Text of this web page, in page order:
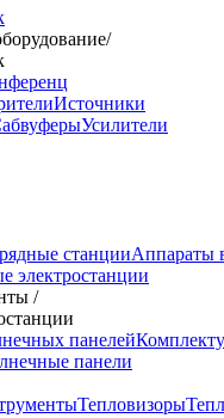
/
Источники
Усилители
станцииАппараты
электростанции
/
панелей
панели
Тепловизоры